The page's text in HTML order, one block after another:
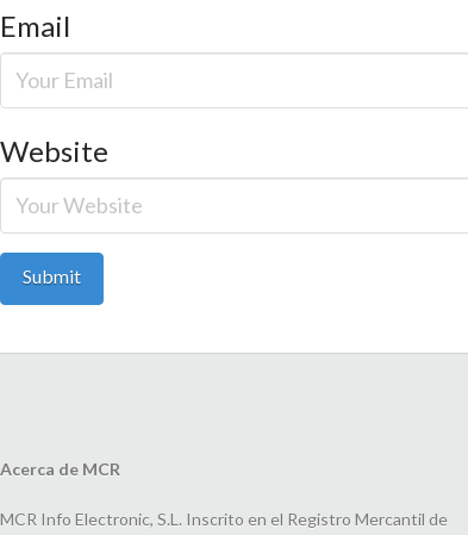
Email
Website
Acerca de MCR
MCR Info Electronic, S.L. Inscrito en el Registro Mercantil de